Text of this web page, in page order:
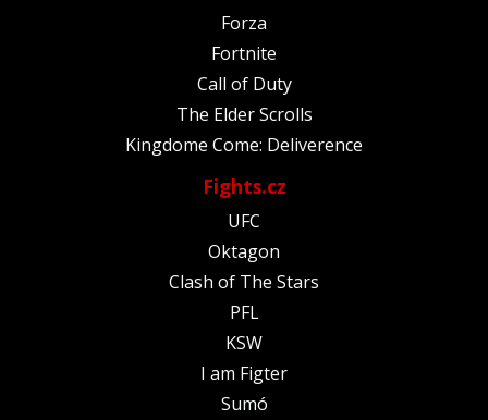
Forza
Fortnite
Call of Duty
The Elder Scrolls
Kingdome Come: Deliverence
Fights.cz
UFC
Oktagon
Clash of The Stars
PFL
KSW
I am Figter
Sumó